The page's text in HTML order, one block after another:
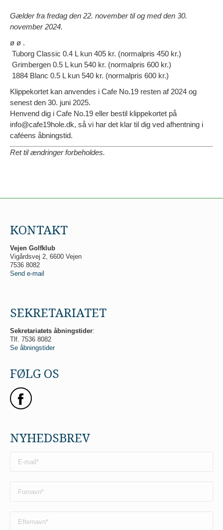
Gælder fra fredag den 22. november til og med den 30.
november 2024.
ø ø .
Tuborg Classic 0.4 L kun 405 kr. (normalpris 450 kr.)
Grimbergen 0.5 L kun 540 kr. (normalpris 600 kr.)
1884 Blanc 0.5 L kun 540 kr. (normalpris 600 kr.)
Klippekortet kan anvendes i Cafe No.19 resten af 2024 og
senest den 30. juni 2025.
Henvend dig i Cafe No.19 eller bestil klippekortet på
info@cafe19hole.dk, så vi har det klar til dig ved afhentning i
caféens åbningstid.
Ret til ændringer forbeholdes.
KONTAKT
Vejen Golfklub
Vigårdsvej 2, 6600 Vejen
7536 8082
Send e-mail
SEKRETARIATET
Sekretariatets åbningstider:
Tlf. 7536 8082
Se åbningstider
FØLG OS
NYHEDSBREV